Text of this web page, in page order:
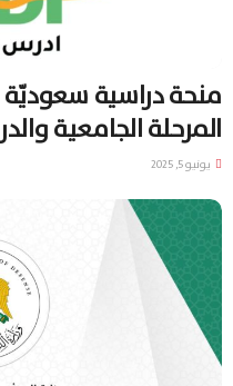
منحة دراسية
المرحلة الجامعية
يونيو 5, 2025